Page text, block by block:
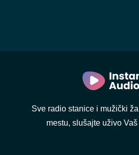
Sve radio stanice i mužički
mestu, slušajte uživo